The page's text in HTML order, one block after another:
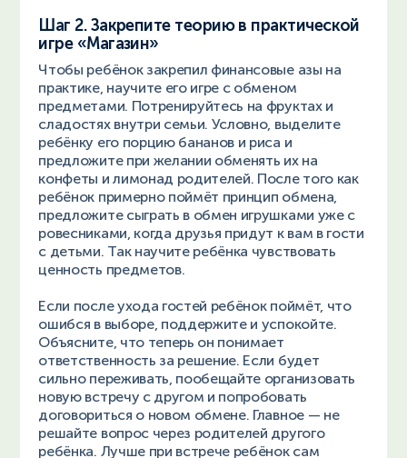
Шаг 2. Закрепите теорию в практической
игре «Магазин»
Чтобы ребёнок закрепил финансовые азы на
практике, научите его игре с обменом
предметами. Потренируйтесь на фруктах и
сладостях внутри семьи. Условно, выделите
ребёнку его порцию бананов и риса и
предложите при желании обменять их на
конфеты и лимонад родителей. После того как
ребёнок примерно поймёт принцип обмена,
предложите сыграть в обмен игрушками уже с
ровесниками, когда друзья придут к вам в гости
с детьми. Так научите ребёнка чувствовать
ценность предметов.
Если после ухода гостей ребёнок поймёт, что
ошибся в выборе, поддержите и успокойте.
Объясните, что теперь он понимает
ответственность за решение. Если будет
сильно переживать, пообещайте организовать
новую встречу с другом и попробовать
договориться о новом обмене. Главное — не
решайте вопрос через родителей другого
ребёнка. Лучше при встрече ребёнок сам